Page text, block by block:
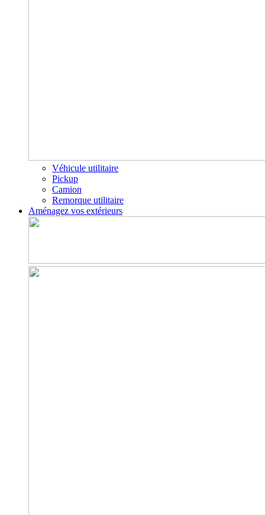
Véhicule utilitaire
Pickup
Camion
Remorque utilitaire
Aménagez vos extérieurs